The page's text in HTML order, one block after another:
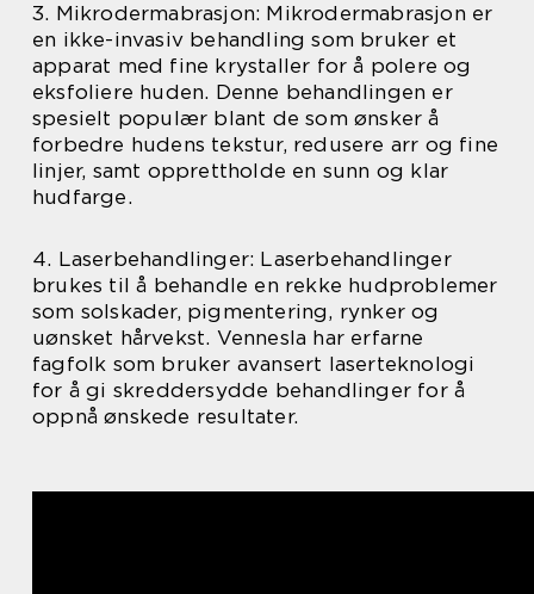
3. Mikrodermabrasjon: Mikrodermabrasjon er
en ikke-invasiv behandling som bruker et
apparat med fine krystaller for å polere og
eksfoliere huden. Denne behandlingen er
spesielt populær blant de som ønsker å
forbedre hudens tekstur, redusere arr og fine
linjer, samt opprettholde en sunn og klar
hudfarge.
4. Laserbehandlinger: Laserbehandlinger
brukes til å behandle en rekke hudproblemer
som solskader, pigmentering, rynker og
uønsket hårvekst. Vennesla har erfarne
fagfolk som bruker avansert laserteknologi
for å gi skreddersydde behandlinger for å
oppnå ønskede resultater.